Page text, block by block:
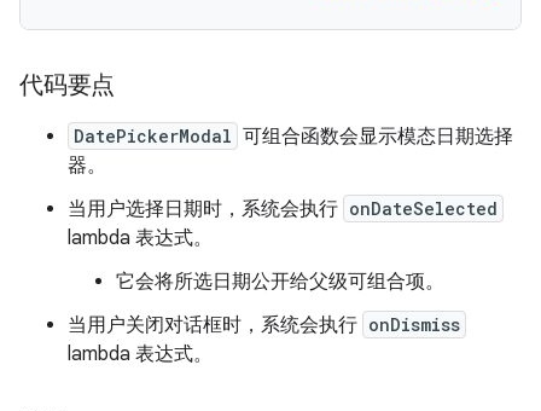
代码要点
DatePickerModal 可组合函数会显示模态日期选择
器。
当用户选择日期时，系统会执行 onDateSelected
lambda 表达式。
它会将所选日期公开给父级可组合项。
当用户关闭对话框时，系统会执行 onDismiss
lambda 表达式。